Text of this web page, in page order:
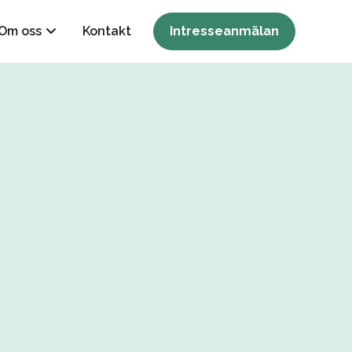
oss Kontakt Intresseanmälan